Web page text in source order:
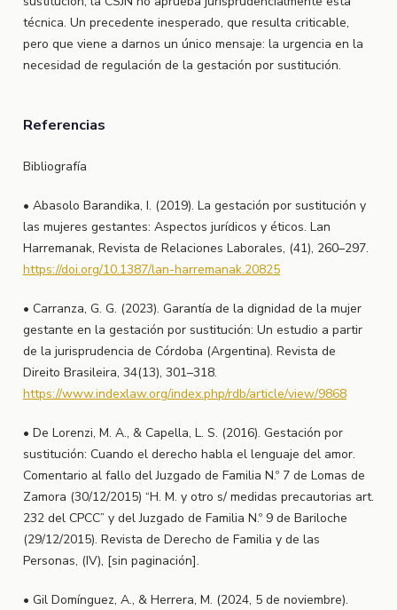
técnica. Un precedente inesperado, que resulta criticable,
pero que viene a darnos un único mensaje: la urgencia en la
necesidad de regulación de la gestación por sustitución.
Referencias
Bibliografía
• Abasolo Barandika, I. (2019). La gestación por sustitución y
las mujeres gestantes: Aspectos jurídicos y éticos. Lan
Harremanak, Revista de Relaciones Laborales, (41), 260–297.
https://doi.org/10.1387/lan-harremanak.20825
• Carranza, G. G. (2023). Garantía de la dignidad de la mujer
gestante en la gestación por sustitución: Un estudio a partir
de la jurisprudencia de Córdoba (Argentina). Revista de
Direito Brasileira, 34(13), 301–318.
https://www.indexlaw.org/index.php/rdb/article/view/9868
• De Lorenzi, M. A., & Capella, L. S. (2016). Gestación por
sustitución: Cuando el derecho habla el lenguaje del amor.
Comentario al fallo del Juzgado de Familia N.º 7 de Lomas de
Zamora (30/12/2015) “H. M. y otro s/ medidas precautorias art.
232 del CPCC” y del Juzgado de Familia N.º 9 de Bariloche
(29/12/2015). Revista de Derecho de Familia y de las
Personas, (IV), [sin paginación].
• Gil Domínguez, A., & Herrera, M. (2024, 5 de noviembre).